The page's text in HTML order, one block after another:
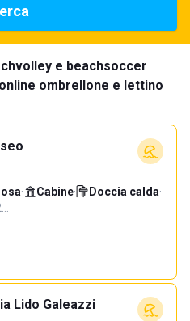
e beachsoccer
ombrellone e lettino
· Cabine· Doccia calda·
Lido Galeazzi